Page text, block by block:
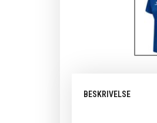
BESKRIVELSE